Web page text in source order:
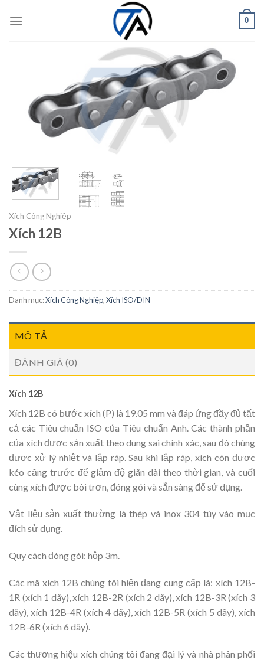
0
Xích Công Nghiệp
Xích 12B
Danh mục:Xích Công Nghiệp,Xích ISO/DIN
MÔ TẢ
ĐÁNH GIÁ (0)
Xích 12B
Xích 12B có bước xích (P) là 19.05 mm và đáp ứng đầy đủ tất
cả các Tiêu chuẩn ISO của Tiêu chuẩn Anh. Các thành phần
của xích được sản xuất theo dung sai chính xác, sau đó chúng
được xử lý nhiệt và lắp ráp. Sau khi lắp ráp, xích còn được
kéo căng trước để giảm độ giãn dài theo thời gian, và cuối
cùng xích được bôi trơn, đóng gói và sẵn sàng để sử dụng.
Vật liệu sản xuất thường là thép và inox 304 tùy vào mục
đích sử dụng.
Quy cách đóng gói: hộp 3m.
Các mã xích 12B chúng tôi hiện đang cung cấp là: xích 12B-
1R (xích 1 dãy), xích 12B-2R (xích 2 dãy), xích 12B-3R (xích 3
dãy), xích 12B-4R (xích 4 dãy), xích 12B-5R (xích 5 dãy), xích
12B-6R (xích 6 dãy).
Các thương hiệu xích chúng tôi đang đại lý và nhà phân phối